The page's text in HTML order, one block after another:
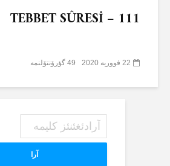
TEBBET SÛRESİ – 111
22 فووریه 2020 49 گؤرۆنتۆلنمە
آرا